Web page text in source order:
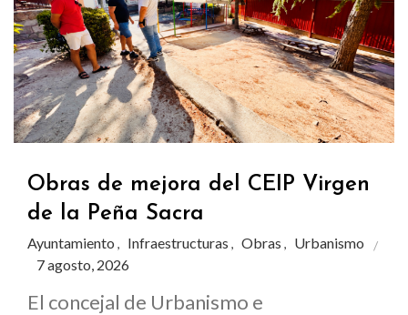
Obras de mejora del CEIP Virgen
de la Peña Sacra
Ayuntamiento , Infraestructuras , Obras , Urbanismo
7 agosto, 2026
El concejal de Urbanismo e